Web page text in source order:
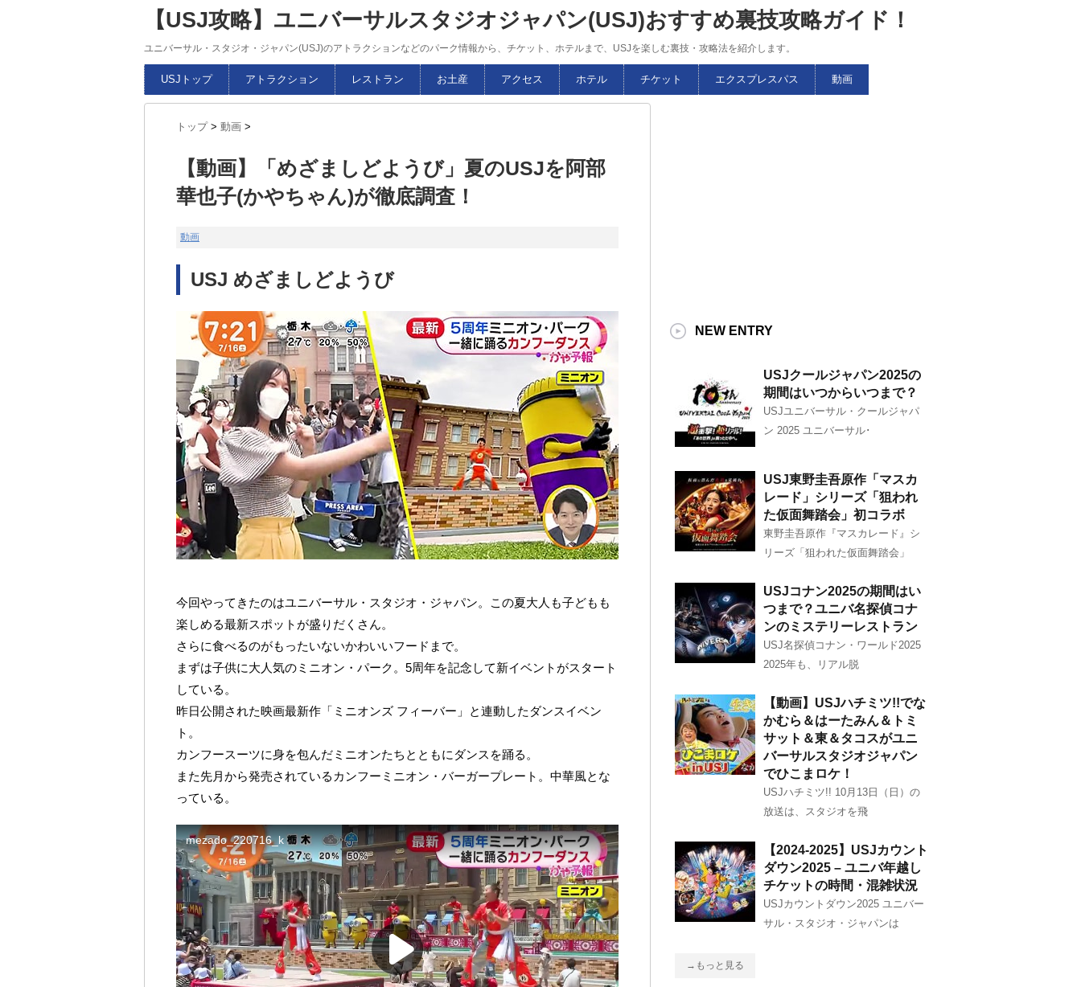
【USJ攻略】ユニバーサルスタジオジャパン(USJ)おすすめ裏技攻略ガイド！
ユニバーサル・スタジオ・ジャパン(USJ)のアトラクションなどのパーク情報から、チケット、ホテルまで、USJを楽しむ裏技・攻略法を紹介します。
USJトップ アトラクション レストラン お土産 アクセス ホテル チケット エクスプレスパス 動画
トップ > 動画 >
【動画】「めざましどようび」夏のUSJを阿部
華也子(かやちゃん)が徹底調査！
動画
USJ めざましどようび
今回やってきたのはユニバーサル・スタジオ・ジャパン。この夏大人も子どもも
楽しめる最新スポットが盛りだくさん。
さらに食べるのがもったいないかわいいフードまで。
まずは子供に大人気のミニオン・パーク。5周年を記念して新イベントがスタート
している。
昨日公開された映画最新作「ミニオンズ フィーバー」と連動したダンスイベン
ト。
カンフースーツに身を包んだミニオンたちとともにダンスを踊る。
また先月から発売されているカンフーミニオン・バーガープレート。中華風とな
っている。
NEW ENTRY
USJクールジャパン2025の
期間はいつからいつまで？
USJユニバーサル・クールジャパ
ン 2025 ユニバーサル･
USJ東野圭吾原作「マスカ
レード」シリーズ「狙われ
た仮面舞踏会」初コラボ
東野圭吾原作『マスカレード』シ
リーズ「狙われた仮面舞踏会」
USJコナン2025の期間はい
つまで？ユニバ名探偵コナ
ンのミステリーレストラン
USJ名探偵コナン・ワールド2025
2025年も、リアル脱
【動画】USJハチミツ!!でな
かむら＆はーたみん＆トミ
サット＆東＆タコスがユニ
バーサルスタジオジャパン
でひこまロケ！
USJハチミツ!! 10月13日（日）の
放送は、スタジオを飛
【2024-2025】USJカウント
ダウン2025 – ユニバ年越し
チケットの時間・混雑状況
USJカウントダウン2025 ユニバー
サル・スタジオ・ジャパンは
→もっと見る